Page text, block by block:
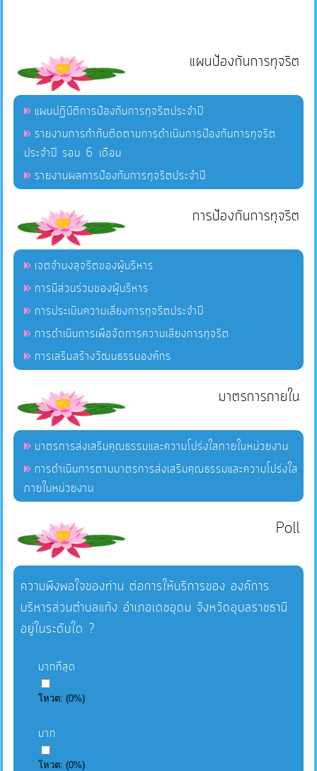
แผนป้องกันการทุจริต
แผนปฏิบัติการป้องกันการทุจริตประจำปี
รายงานการกำกับติดตามการดำเนินการป้องกันการทุจริต
ประจำปี รอบ 6 เดือน
รายงานผลการป้องกันการทุจริตประจำปี
การป้องกันการทุจริต
เจตจำนงสุจริตของผู้บริหาร
การมีส่วนร่วมของผู้บริหาร
การประเมินความเสี่ยงการทุจริตประจำปี
การดำเนินการเพื่อจัดการความเสี่ยงการทุจริต
การเสริมสร้างวัฒนธรรมองค์กร
มาตรการภายใน
มาตรการส่งเสริมคุณธรรมและความโปร่งใสภายในหน่วยงาน
การดำเนินการตามมาตรการส่งเสริมคุณธรรมและความโปร่งใส
ภายในหน่วยงาน
Poll
ความพึงพอใจของท่าน ต่อการให้บริการของ องค์การ
บริหารส่วนตำบลแก้ง อำเภอเดชอุดม จังหวัดอุบลราชธานี
อยู่ในระดับใด ?
มากที่สุด
โหวต:(0%)
มาก
โหวต:(0%)